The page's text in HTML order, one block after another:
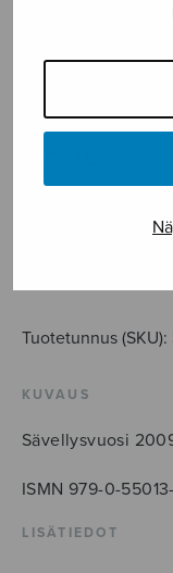
Pilvet
Tuotetunnus (SKU):
KUVAUS
Sävellysvuosi
ISMN 979-0-
LISÄTIEDOT